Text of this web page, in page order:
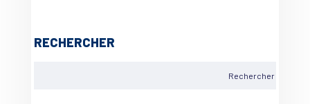
RECHERCHER